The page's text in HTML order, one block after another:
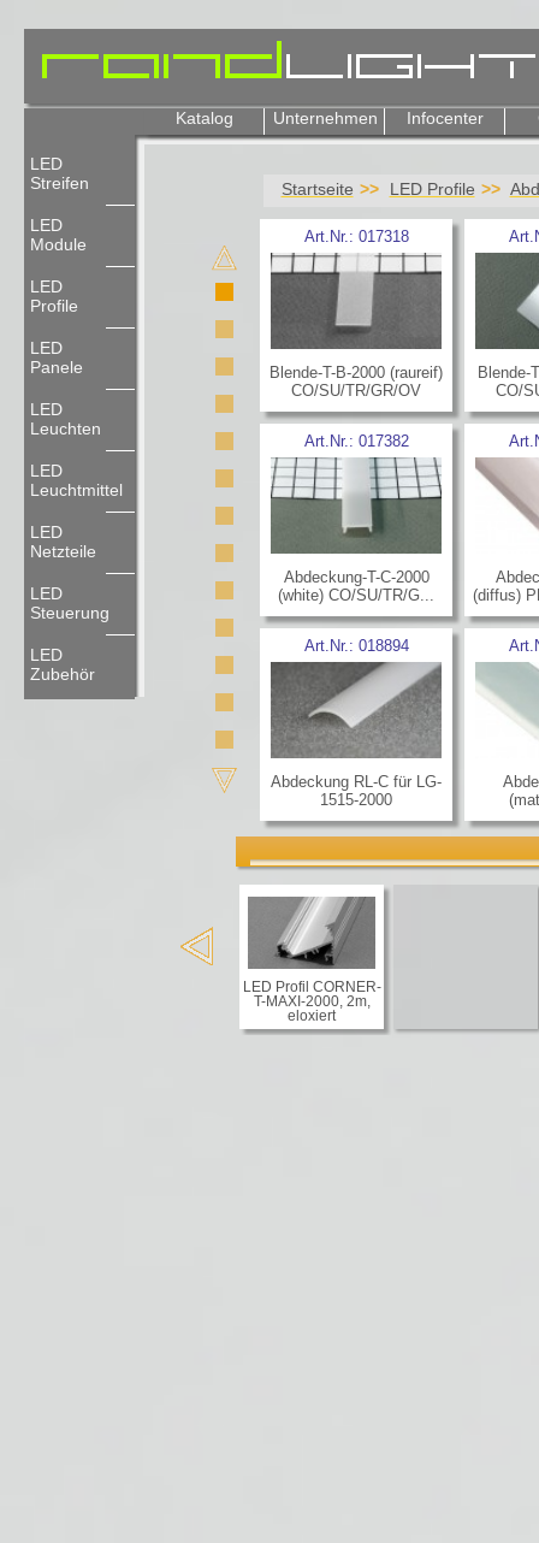
Katalog Unternehmen Infocenter
LED
Streifen
LED
Module
LED
Profile
LED
Panele
LED
Leuchten
LED
Leuchtmittel
LED
Netzteile
LED
Steuerung
LED
Zubehör
Startseite LED Profile
Art.Nr.: 017318
Blende-T-B-2000 (raureif)
CO/SU/TR/GR/OV
Blende-
CO/
Art.Nr.: 017382
Abdeckung-T-C-2000
(white) CO/SU/TR/G...
(diffus)
Art.Nr.: 018894
Abdeckung RL-C für LG-
1515-2000
LED Profil CORNER-
T-MAXI-2000, 2m,
eloxiert